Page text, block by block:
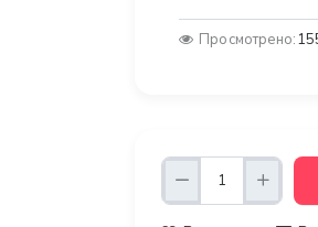
Просмотрено: